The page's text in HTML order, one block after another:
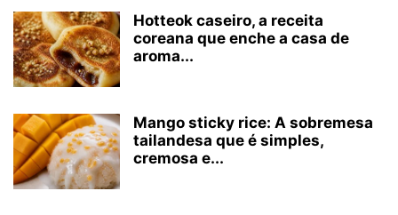
Hotteok caseiro, a receita
coreana que enche a casa de
aroma...
Mango sticky rice: A sobremesa
tailandesa que é simples,
cremosa e...